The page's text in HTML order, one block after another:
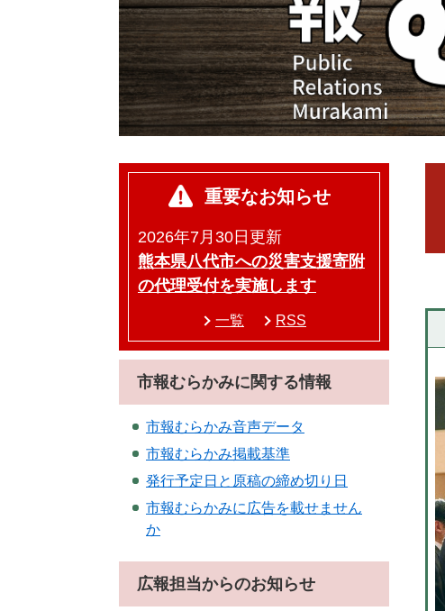
重要なお知らせ
2026年7月30日更新
熊本県八代市への災害支援寄附
の代理受付を実施します
一覧 RSS
市報むらかみに関する情報
市報むらかみ音声データ
市報むらかみ掲載基準
発行予定日と原稿の締め切り日
市報むらかみに広告を載せません
か
広報担当からのお知らせ